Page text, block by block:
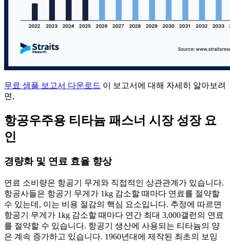
무료 샘플 보고서 다운로드 이 보고서에 대해 자세히 알아보려
면,
항공우주용 티타늄 패스너 시장 성장 요
인
경량화 및 연료 효율 향상
연료 소비량은 항공기 무게와 직접적인 상관관계가 있습니다.
항공사들은 항공기 무게가 1kg 감소할 때마다 연료를 절약할
수 있는데, 이는 비용 절감의 핵심 요소입니다. 추정에 따르면
항공기 무게가 1kg 감소할 때마다 연간 최대 3,000갤런의 연료
를 절약할 수 있습니다. 항공기 생산에 사용되는 티타늄의 양
은 계속 증가하고 있습니다. 1960년대에 제작된 최초의 보잉